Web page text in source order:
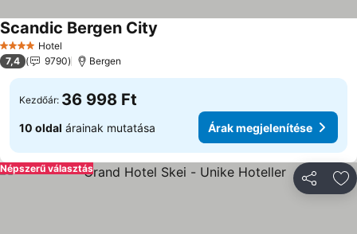
4 KategóriaHotel
Scandic Bergen City
7,4 9790 Bergen
Kezdőár: 36 998 Ft
10 oldal árainak mutatása Árak megjelenítése
Népszerű választás